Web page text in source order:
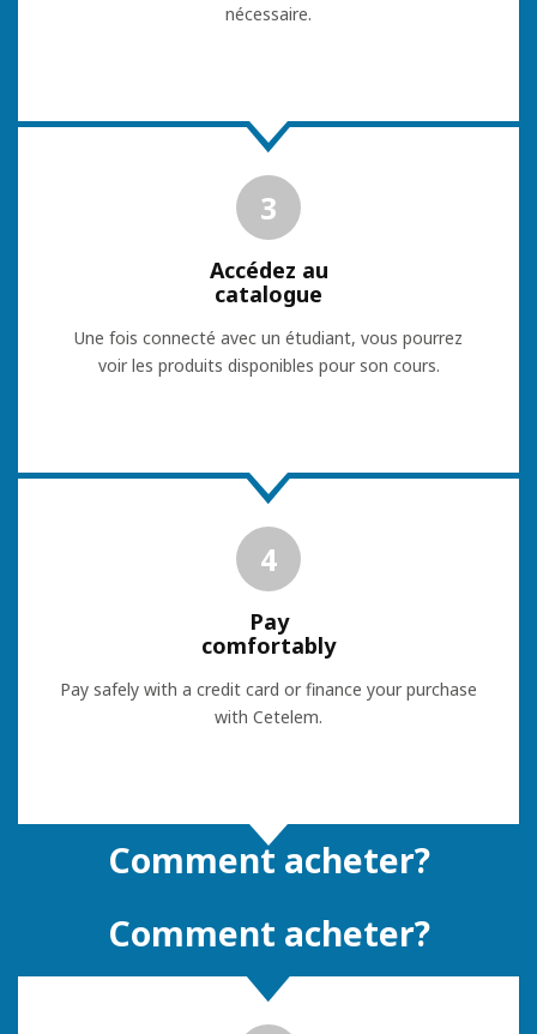
nécessaire.
3
Accédez au
catalogue
Une fois connecté avec un étudiant, vous pourrez
voir les produits disponibles pour son cours.
4
Pay
comfortably
Pay safely with a credit card or finance your purchase
with Cetelem.
Comment acheter?
Comment acheter?